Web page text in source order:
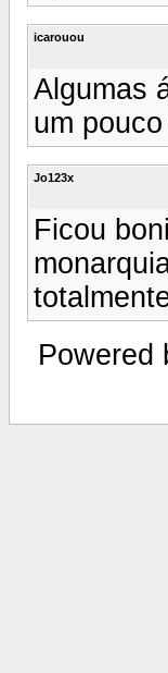
icarouou
Algumas
um
Jo123x
Ficou
Powered